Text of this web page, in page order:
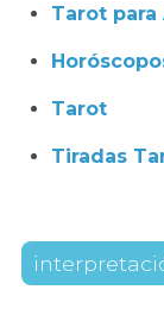
Tarot
Tarot
Tiradas